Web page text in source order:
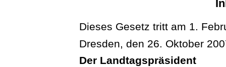
Dieses Gesetz tritt am 1.
Dresden, den 26. Oktober
Der Landtagspräsident